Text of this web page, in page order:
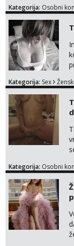
Kategorija: Osobni
Kategorija: Sex
Kategorija: Osobni